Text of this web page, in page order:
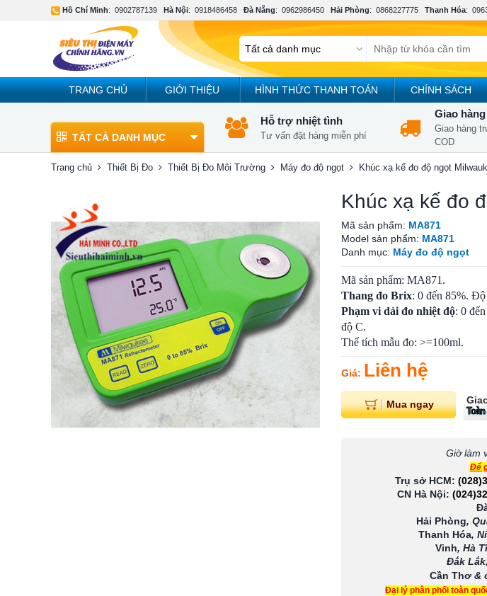
Hồ Chí Minh: 0902787139 Hà Nội: 0918486458 Đà Nẵng: 0962986450 Hải Phòng: 0868227775 Thanh Hóa:
TRANG CHỦ GIỚI THIỆU HÌNH THỨC THANH TOÁN CHÍNH SÁCH
TẤT CẢ DANH MỤC
Hỗ trợ nhiệt tình
Tư vấn đặt hàng miễn phí
Giao
Giao hàng
COD
Trang chủ Thiết Bị Đo Thiết Bị Đo Môi Trường Máy đo độ ngọt Khúc xạ kế đo độ ngọt
Khúc xạ kế đo
Mã sản phẩm: MA871
Model sản phẩm: MA871
Danh mục: Máy đo độ ngọt
Mã sản phẩm: MA871.
Thang đo Brix: 0 đến 85%.
Phạm vi dải đo nhiệt độ: 0
độ C.
Thể tích mẫu đo: >=100ml.
Giá: Liên hệ
Mua ngay
Giờ làm
Để
Trụ sở HCM:
CN Hà Nội:
Hải Phòng,
Thanh Hóa,
Vinh, Hà
Đắk
Cần Thơ &
Đại lý phân phối toàn